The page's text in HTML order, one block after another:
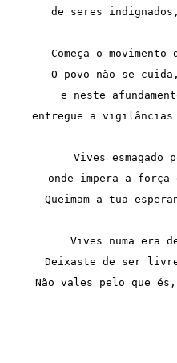
de seres
Começa o movimento
O povo não se
e neste
entregue a
Vives esmagado
onde impera a força
Queimam a tua
Vives numa era
Deixaste de ser
Não vales pelo que